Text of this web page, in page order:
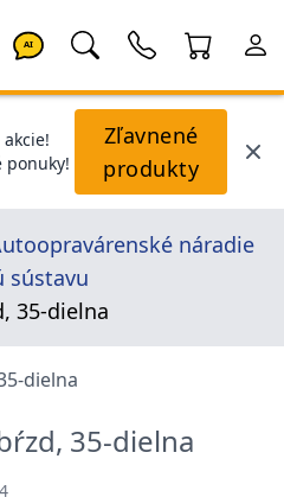
AI
ponuky!
Zľavnené
produkty
náradie
sústavu
35-dielna
35-dielna